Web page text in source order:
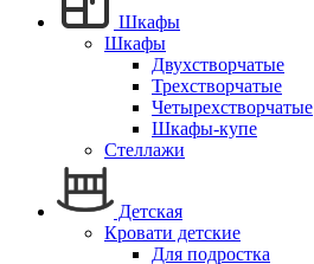
Шкафы
Шкафы
Двухстворчатые
Трехстворчатые
Четырехстворчатые
Шкафы-купе
Стеллажи
Детская
Кровати детские
Для подростка